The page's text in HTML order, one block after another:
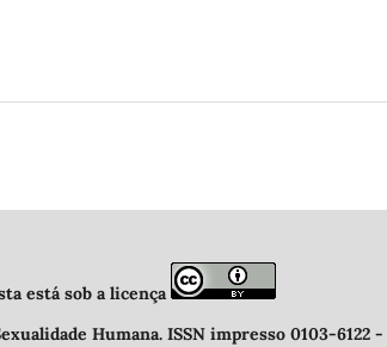
está sob a licença
Humana. ISSN impresso 0103-6122 -